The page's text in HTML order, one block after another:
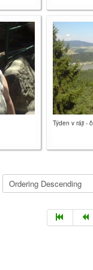
Týden v ráji -